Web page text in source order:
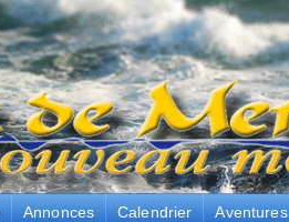
Annonces Calendrier Aventures